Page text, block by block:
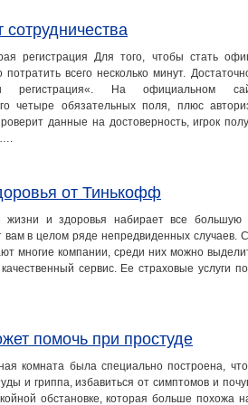
регистрация Для того, чтобы стать
потратить всего несколько минут.
регистрация«. На официальном
четыре обязательных поля, плюс
данные на достоверность, игрок
от Тинькофф
жизни и здоровья набирает все большую
вам в целом ряде непредвиденных случаев.
многие компании, среди них можно
сервис. Ее страховые услуги
помочь при простуде
комната была специально построена,
и гриппа, избавиться от симптомов и
обстановке, которая больше похожа